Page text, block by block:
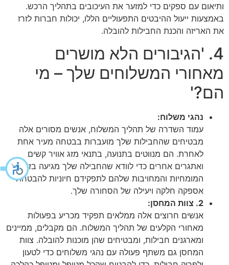
ותיאום עם ספקים כדי למזער את העיכובים בתהליך הרכש.
באמצעות ייעול ההיבטים התפעוליים הללו, יכולות חברות לזרז
את האריזה והכנת החבילות להובלה.
4. 'הגיבורים הלא מושרים
מאחורי המשלוחים שלך – מי
הם?'
נהגי משלוח:
עמוד השדרה של תהליך המשלוח, אנשים מסורים אלה
מבטיחים שהחבילות שלך מועברות בבטחה מעיר אחת
לאחרת. הם מנווטים בתנועה, בתנאי מזג אוויר קשים
ואתגרים אחרים כדי לוודא שהחבילה שלך מגיעה בזמן.
המומחיות והמחויבות שלהם לתפקידם חיוניות להבטחת
אספקה חלקה ויעילה של הסחורה שלך.
2. צוות המחסן:
אנשים חרוצים אלה ממלאים תפקיד מכריע בפעולות
מאחורי הקלעים של תהליך המשלוח. הם מקבלים, ממיינים
ומארגנים חבילות, ומבטיחים שהן מוכנות להובלה. צוות
המחסן גם משתף פעולה עם נהגי משלוחים כדי לטעון